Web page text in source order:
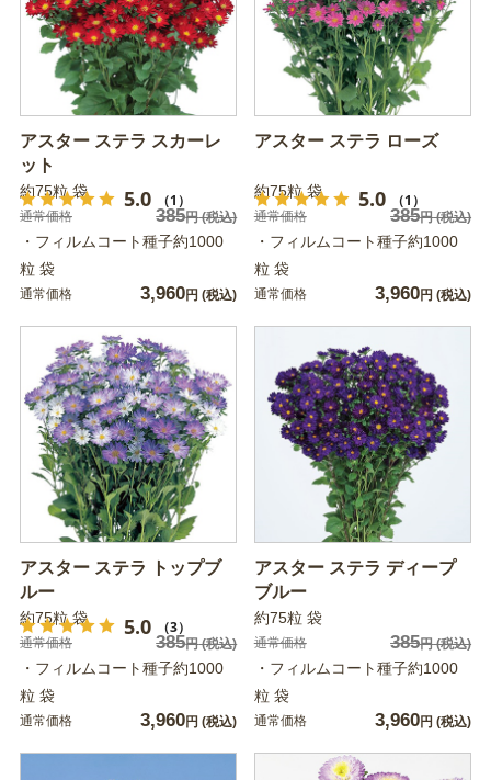
アスター ステラ スカーレ
ット
5.0 （1）
約75粒 袋
通常価格 385円(税込)
・フィルムコート種子約1000
粒 袋
通常価格 3,960円 (税込)
アスター ステラ ローズ
5.0 （1）
約75粒 袋
通常価格 385円(税込)
・フィルムコート種子約1000
粒 袋
通常価格 3,960円 (税込)
アスター ステラ トップブ
ルー
5.0 （3）
約75粒 袋
通常価格 385円(税込)
・フィルムコート種子約1000
粒 袋
通常価格 3,960円 (税込)
アスター ステラ ディープ
ブルー
約75粒 袋
通常価格 385円(税込)
・フィルムコート種子約1000
粒 袋
通常価格 3,960円 (税込)